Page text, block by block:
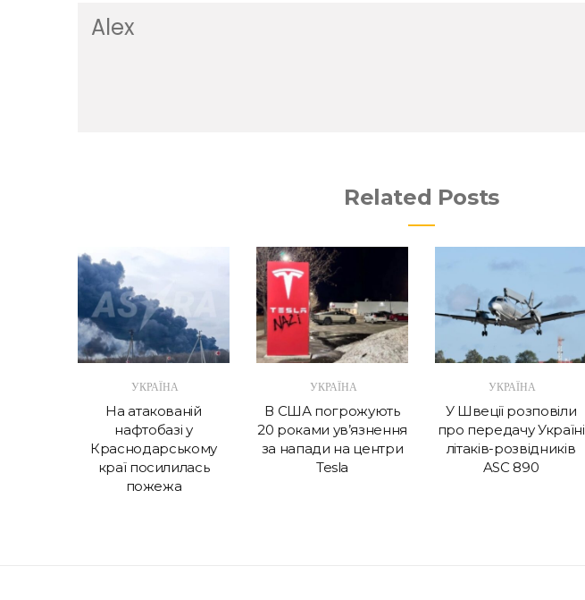
Alex
Related Posts
УКРАЇНА
На атакованій
нафтобазі у
Краснодарському
краї посилилась
пожежа
УКРАЇНА
В США погрожують
20 роками ув’язнення
за напади на центри
Tesla
УКРАЇНА
У Швеції розповіли
про передачу Україні
літаків-розвідників
ASC 890